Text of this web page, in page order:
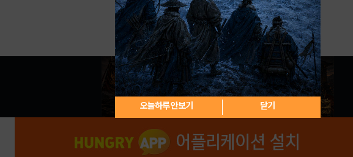
아이디 / 비밀번호 찾기 회원가입
오늘하루 안보기 닫기